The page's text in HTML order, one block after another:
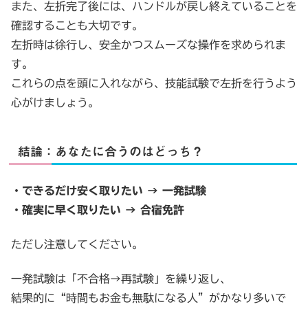
また、左折完了後には、ハンドルが戻し終えていることを
確認することも大切です。
左折時は徐行し、安全かつスムーズな操作を求められま
す。
これらの点を頭に入れながら、技能試験で左折を行うよう
心がけましょう。
結論：あなたに合うのはどっち？
・できるだけ安く取りたい → 一発試験
・確実に早く取りたい → 合宿免許
ただし注意してください。
一発試験は「不合格→再試験」を繰り返し、
結果的に“時間もお金も無駄になる人”がかなり多いで